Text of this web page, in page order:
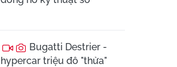
Bugatti Destrier -
hypercar triệu đô "thửa"